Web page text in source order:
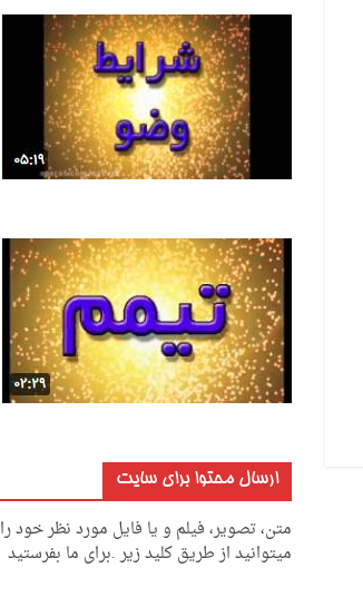
ارسال محتوا برای سایت
متن، تصویر، فیلم و یا فایل مورد نظر خود را
میتوانید از طریق کلید زیر .برای ما بفرستید